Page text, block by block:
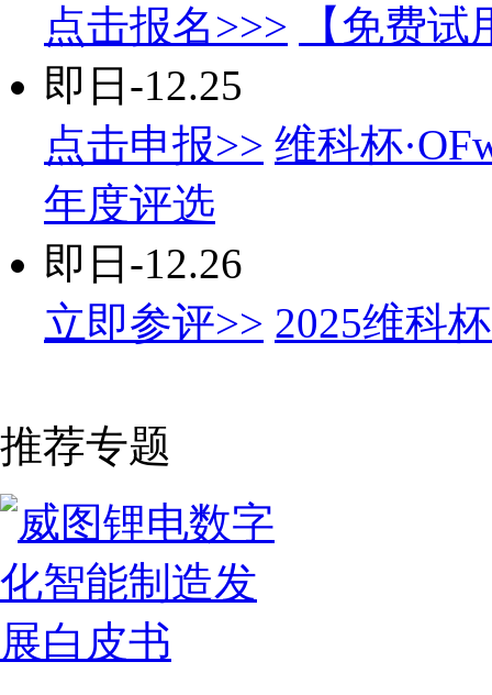
点击报名>>>
【免费
即日-12.25
点击申报>> 维科杯
年度评选
即日-12.26
立即参评>> 2025维科
推荐专题